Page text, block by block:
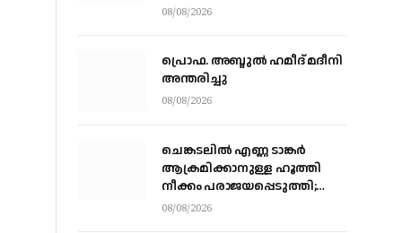
08/08/2026
പ്രൊഫ. അബ്ദുൽ ഹമീദ് മദീനി
അന്തരിച്ചു
08/08/2026
ചെങ്കടലില്‍ എണ്ണ ടാങ്കര്‍
ആക്രമിക്കാനുള്ള ഹൂത്തി
നീക്കം പരാജയപ്പെടുത്തി;
യെമൻ സംഘർഷത്തിലേക്ക്
08/08/2026